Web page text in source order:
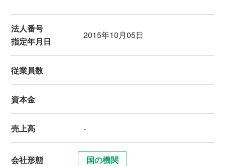
法人番号
指定年月日
2015年10月05日
従業員数
資本金
売上高 -
会社形態 国の機関